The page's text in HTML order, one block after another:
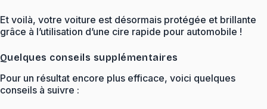
Et voilà, votre voiture est désormais protégée et brillante
grâce à l’utilisation d’une cire rapide pour automobile !
Quelques conseils supplémentaires
Pour un résultat encore plus efficace, voici quelques
conseils à suivre :